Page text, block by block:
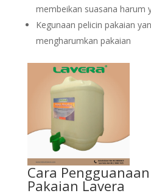
membeikan suasana harum
Kegunaan pelicin pakaian
mengharumkan pakaian
Cara
Pakaian Lavera